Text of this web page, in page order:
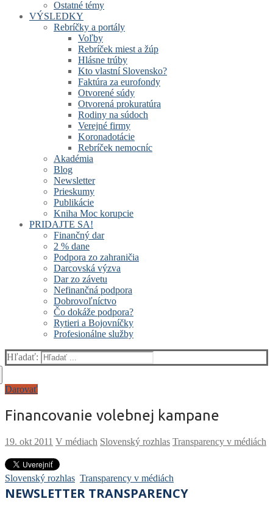
Ostatné témy
VÝSLEDKY
Rebríčky a portály
Voľby
Rebríček miest a žúp
Hlásne trúby
Kto vlastní Slovensko?
Faktúra za eurofondy
Otvorené súdy
Otvorená prokuratúra
Rodiny na súdoch
Verejné firmy
Koronadotácie
Rebríček nemocníc
Akadémia
Blog
Newsletter
Prieskumy
Publikácie
Kniha Moc korupcie
PRIDAJTE SA!
Finančný dar
2 % dane
Podpora zo zahraničia
Darcovská výzva
Dar zo závetu
Nefinančná podpora
Dobrovoľníctvo
Čo dokáže podpora?
Rytieri a Bojovníčky
Profesionálne služby
Hľadať:
Darovať
Financovanie volebnej kampane
V médiach Slovenský rozhlas Transparency v médiách
Slovenský rozhlas Transparency v médiách